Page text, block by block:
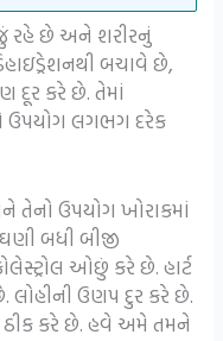
રહે છે અને શરીરનું
બચાવે છે,
દૂર કરે છે. તેમાં
ઉપયોગ લગભગ દરેક
તેનો ઉપયોગ ખોરાકમાં
બધી બીજી
ઓછું કરે છે. હાર્ટ
લોહીની ઉણપ દુર કરે છે.
કરે છે. હવે અમે તમને